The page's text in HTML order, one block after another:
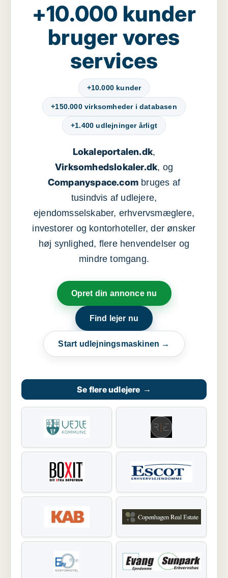
+10.000 kunder
bruger vores
services
+10.000 kunder
+150.000 virksomheder i databasen
+1.400 udlejninger årligt
Lokaleportalen.dk,
Virksomhedslokaler.dk, og
Companyspace.com bruges af
tusindvis af udlejere,
ejendomsselskaber, erhvervsmæglere,
investorer og kontorhoteller, der ønsker
høj synlighed, flere henvendelser og
mindre tomgang.
Opret din annonce nu
Find lejer nu
Start udlejningsmaskinen →
Se flere udlejere →